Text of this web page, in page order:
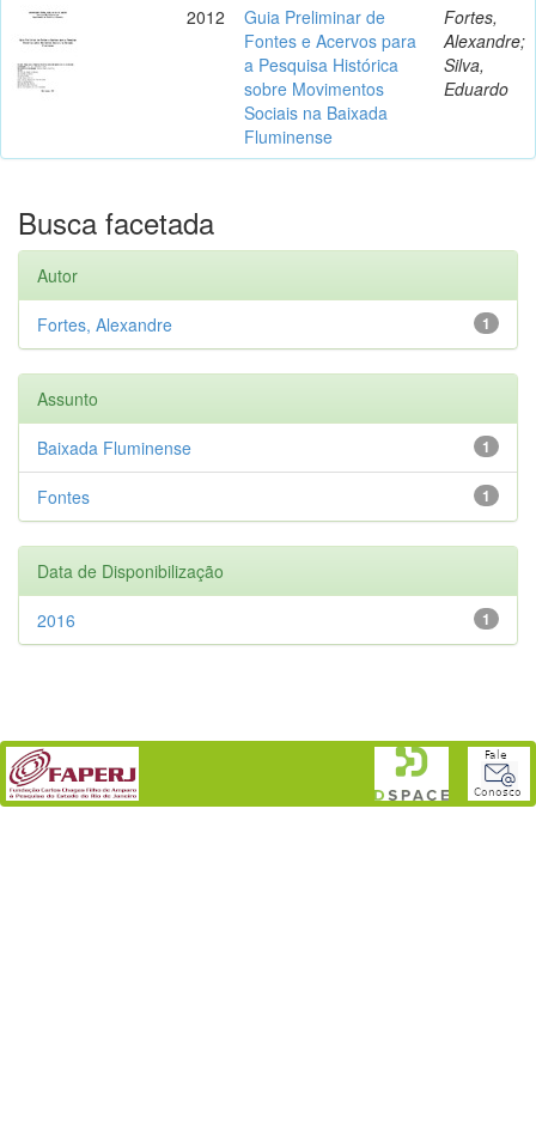
2012
Guia Preliminar de
Fontes e Acervos para
a Pesquisa Histórica
sobre Movimentos
Sociais na Baixada
Fluminense
Fortes,
Alexandre;
Silva,
Eduardo
Busca facetada
Autor
1
Fortes, Alexandre
Assunto
1
Baixada Fluminense
1
Fontes
Data de Disponibilização
1
2016